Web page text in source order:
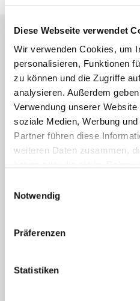
Diese Webseite verwendet
Wir verwenden Cookies, um
personalisieren, Funktionen
zu können und die Zugriffe
analysieren. Außerdem
Verwendung unserer
soziale Medien, Werbung
Partner führen diese
weiteren Daten zusammen,
Notwendig
Präferenzen
Statistiken
Lesetipps
UNSERE
Aktuelles - Nyheter